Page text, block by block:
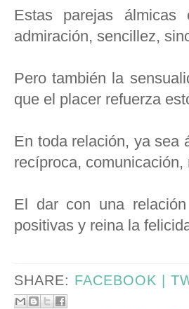
Estas parejas
admiración, sencillez,
Pero también la
que el placer refuerza
En toda relación, ya sea
recíproca,
El dar con una
positivas y reina la
SHARE: FACEBOOK |